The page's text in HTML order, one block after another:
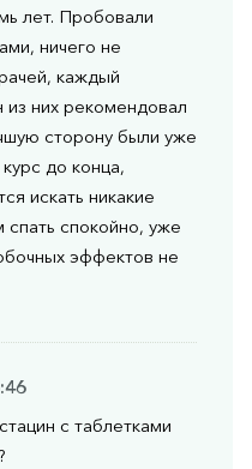
лет. Пробовали
ничего не
каждый
из них рекомендовал
сторону были уже
до конца,
искать никакие
спать спокойно, уже
эффектов не
с таблетками